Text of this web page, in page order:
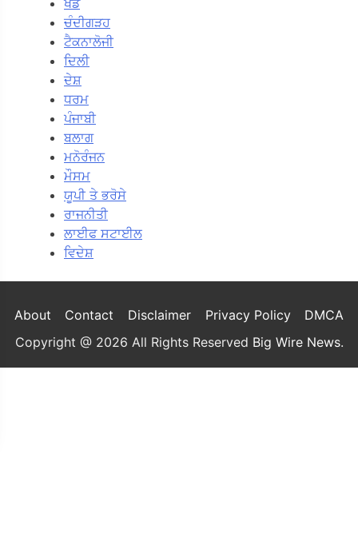
ਚੰਦੀਗੜਹ
ਟੈਕਨਾਲੋਜੀ
ਦਿਲੀ
ਦੇਸ਼
ਧਰਮ
ਪੰਜਾਬੀ
ਬਲਾਗ
ਮਨੋਰੰਜਨ
ਮੌਸਮ
ਯੂਪੀ ਤੇ ਭਰੋਸੇ
ਰਾਜਨੀਤੀ
ਲਾਈਫ ਸਟਾਈਲ
ਵਿਦੇਸ਼
About Contact Disclaimer Privacy Policy
DMCA
Copyright @ 2026 All Rights Reserved Big Wire News.